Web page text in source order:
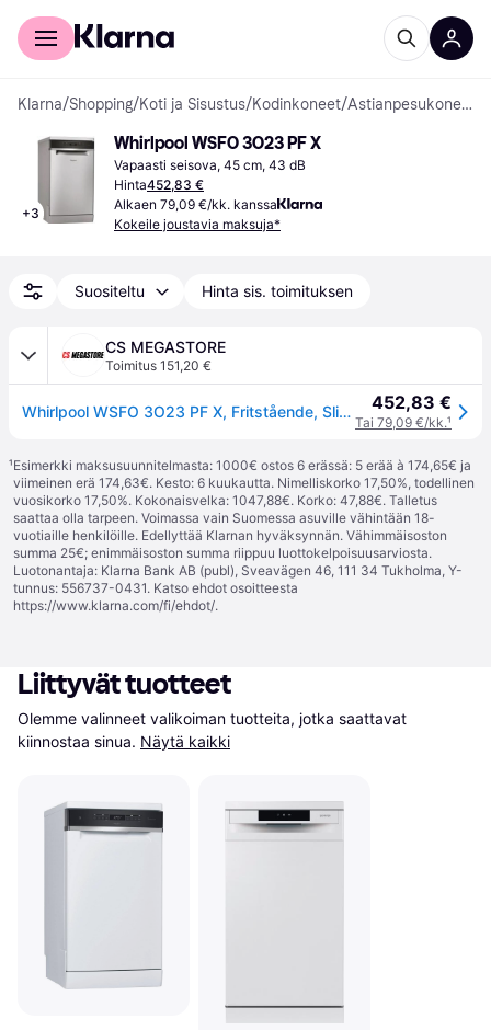
Kuluttajille
Klarna/Shopping/Koti ja Sisustus/Kodinkoneet/ Astianpesukoneet
+3
Whirlpool WSFO 3O23 PF X
Vapaasti seisova, 45 cm, 43 dB
Hinta452,83 €
Alkaen 79,09 €/kk. kanssa
Kokeile joustavia maksuja*
Suositeltu Hinta sis. toimituksen
CS MEGASTORE
Toimitus 151,20 €
Whirlpool WSFO 3O23 PF X, Fritstående, Slimline (45 cm), Rustfrit stål, Sort, Knapper, Sensor, LED 452,83 €
Tai 79,09 €/kk.¹
¹Esimerkki maksusuunnitelmasta: 1000€ ostos 6 erässä: 5 erää à 174,65€ ja
viimeinen erä 174,63€. Kesto: 6 kuukautta. Nimelliskorko 17,50%, todellinen
vuosikorko 17,50%. Kokonaisvelka: 1047,88€. Korko: 47,88€. Talletus
saattaa olla tarpeen. Voimassa vain Suomessa asuville vähintään 18-
vuotiaille henkilöille. Edellyttää Klarnan hyväksynnän. Vähimmäisoston
summa 25€; enimmäisoston summa riippuu luottokelpoisuusarviosta.
Luotonantaja: Klarna Bank AB (publ), Sveavägen 46, 111 34 Tukholma, Y-
tunnus: 556737-0431. Katso ehdot osoitteesta
https://www.klarna.com/fi/ehdot/.
Liittyvät tuotteet
Olemme valinneet valikoiman tuotteita, jotka saattavat
kiinnostaa sinua. Näytä kaikki